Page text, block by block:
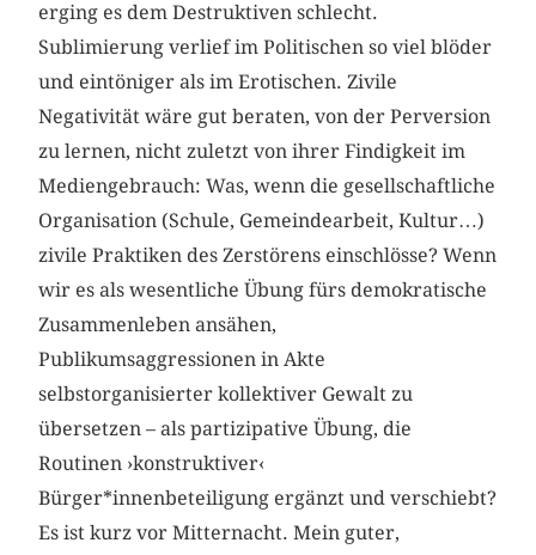
erging es dem Destruktiven schlecht.
Sublimierung verlief im Politischen so viel blöder
und eintöniger als im Erotischen. Zivile
Negativität wäre gut beraten, von der Perversion
zu lernen, nicht zuletzt von ihrer Findigkeit im
Mediengebrauch: Was, wenn die gesellschaftliche
Organisation (Schule, Gemeindearbeit, Kultur…)
zivile Praktiken des Zerstörens einschlösse? Wenn
wir es als wesentliche Übung fürs demokratische
Zusammenleben ansähen,
Publikumsaggressionen in Akte
selbstorganisierter kollektiver Gewalt zu
übersetzen – als partizipative Übung, die
Routinen ›konstruktiver‹
Bürger*innenbeteiligung ergänzt und verschiebt?
Es ist kurz vor Mitternacht. Mein guter,